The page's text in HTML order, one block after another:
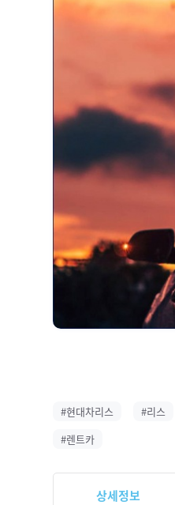
#현대차리스 #리스
#렌트카
상세정보